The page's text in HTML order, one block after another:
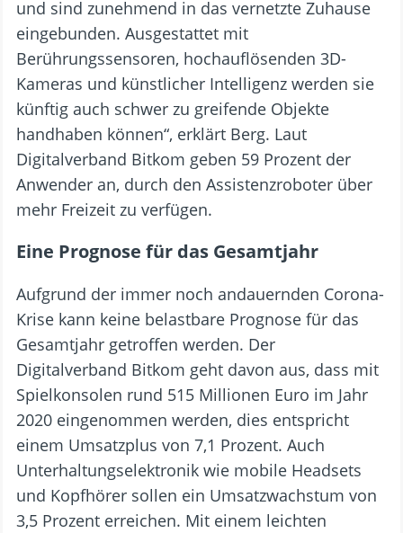
und sind zunehmend in das vernetzte Zuhause
eingebunden. Ausgestattet mit
Berührungssensoren, hochauflösenden 3D-
Kameras und künstlicher Intelligenz werden sie
künftig auch schwer zu greifende Objekte
handhaben können“, erklärt Berg. Laut
Digitalverband Bitkom geben 59 Prozent der
Anwender an, durch den Assistenzroboter über
mehr Freizeit zu verfügen.
Eine Prognose für das Gesamtjahr
Aufgrund der immer noch andauernden Corona-
Krise kann keine belastbare Prognose für das
Gesamtjahr getroffen werden. Der
Digitalverband Bitkom geht davon aus, dass mit
Spielkonsolen rund 515 Millionen Euro im Jahr
2020 eingenommen werden, dies entspricht
einem Umsatzplus von 7,1 Prozent. Auch
Unterhaltungselektronik wie mobile Headsets
und Kopfhörer sollen ein Umsatzwachstum von
3,5 Prozent erreichen. Mit einem leichten